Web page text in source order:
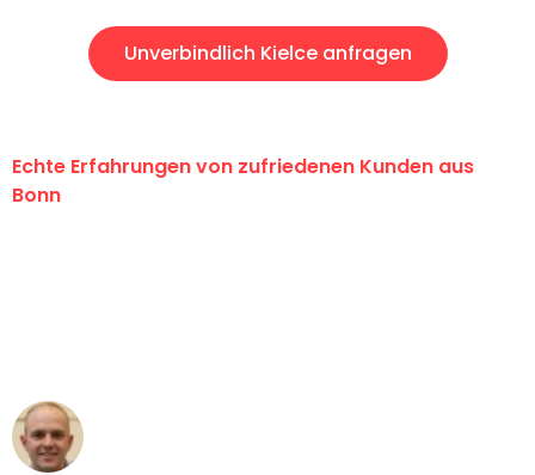
Unverbindlich Kielce anfragen
Echte Erfahrungen von zufriedenen Kunden aus
Bonn